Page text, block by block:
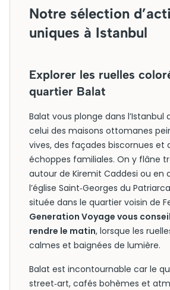
Notre sélection
uniques à Istanbul
Explorer les ruelles
quartier Balat
Balat vous plonge dans l’Istanbul
celui des maisons ottomanes
vives, des façades biscornues et
échoppes familiales. On y flâne
autour de Kiremit Caddesi ou en
l’église Saint‑Georges du
située dans le quartier voisin de
Generation Voyage vous
rendre le matin, lorsque les
calmes et baignées de lumière.
Balat est incontournable car le
street‑art, cafés bohèmes et